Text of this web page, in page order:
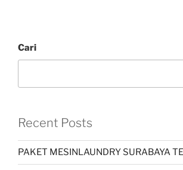
Cari
Recent Posts
PAKET MESINLAUNDRY SURABAYA